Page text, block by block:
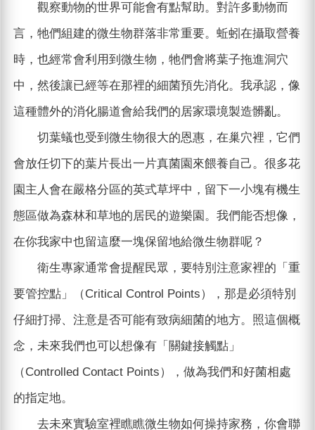
觀察動物的世界可能會有點幫助。對許多動物而
言，牠們組建的微生物群落非常重要。蚯蚓在攝取營養
時，也經常會利用到微生物，牠們會將葉子拖進洞穴
中，然後讓已經等在那裡的細菌預先消化。我承認，像
這種體外的消化腸道會給我們的居家環境製造髒亂。
切葉蟻也受到微生物很大的恩惠，在巢穴裡，它們
會放任切下的葉片長出一片真菌園來餵養自己。很多花
園主人會在嚴格分區的英式草坪中，留下一小塊有機生
態區做為森林和草地的居民的遊樂園。我們能否想像，
在你我家中也留這麼一塊保留地給微生物群呢？
衛生專家通常會提醒民眾，要特別注意家裡的「重
要管控點」（Critical Control Points），那是必須特別
仔細打掃、注意是否可能有致病細菌的地方。照這個概
念，未來我們也可以想像有「關鍵接觸點」
（Controlled Contact Points），做為我們和好菌相處
的指定地。
去未來實驗室裡瞧瞧微生物如何操持家務，你會聯